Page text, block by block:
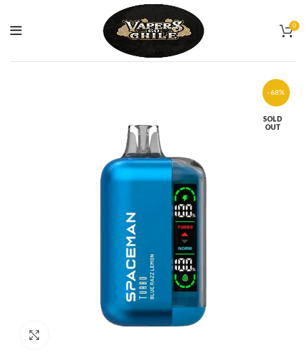
0
-68%
SOLD
OUT